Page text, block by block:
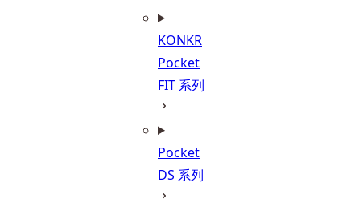
KONKR
Pocket
FIT 系列
Pocket
DS 系列